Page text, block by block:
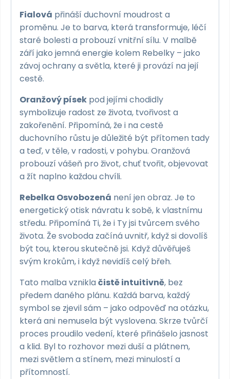
Fialová přináší duchovní moudrost a
proměnu. Je to barva, která transformuje, léčí
staré bolesti a probouzí vnitřní sílu. V malbě
září jako jemná energie kolem Rebelky – jako
závoj ochrany a světla, které ji provází na její
cestě.
Oranžový písek pod jejími chodidly
symbolizuje radost ze života, tvořivost a
zakořenění. Připomíná, že i na cestě
duchovního růstu je důležité být přítomen tady
a teď, v těle, v radosti, v pohybu. Oranžová
probouzí vášeň pro život, chuť tvořit, objevovat
a žít naplno každou chvíli.
Rebelka Osvobozená není jen obraz. Je to
energetický otisk návratu k sobě, k vlastnímu
středu. Připomíná Ti, že i Ty jsi tvůrcem svého
života. Že svoboda začíná uvnitř, když si dovolíš
být tou, kterou skutečně jsi. Když důvěřuješ
svým krokům, i když nevidíš celý břeh.
Tato malba vzniklačistě intuitivně, bez
předem daného plánu. Každá barva, každý
symbol se zjevil sám – jako odpověď na otázku,
která ani nemusela být vyslovena. Skrze tvůrčí
proces proudilo vedení, které přinášelo jasnost
a klid. Byl to rozhovor mezi duší a plátnem,
mezi světlem a stínem, mezi minulostí a
přítomností.